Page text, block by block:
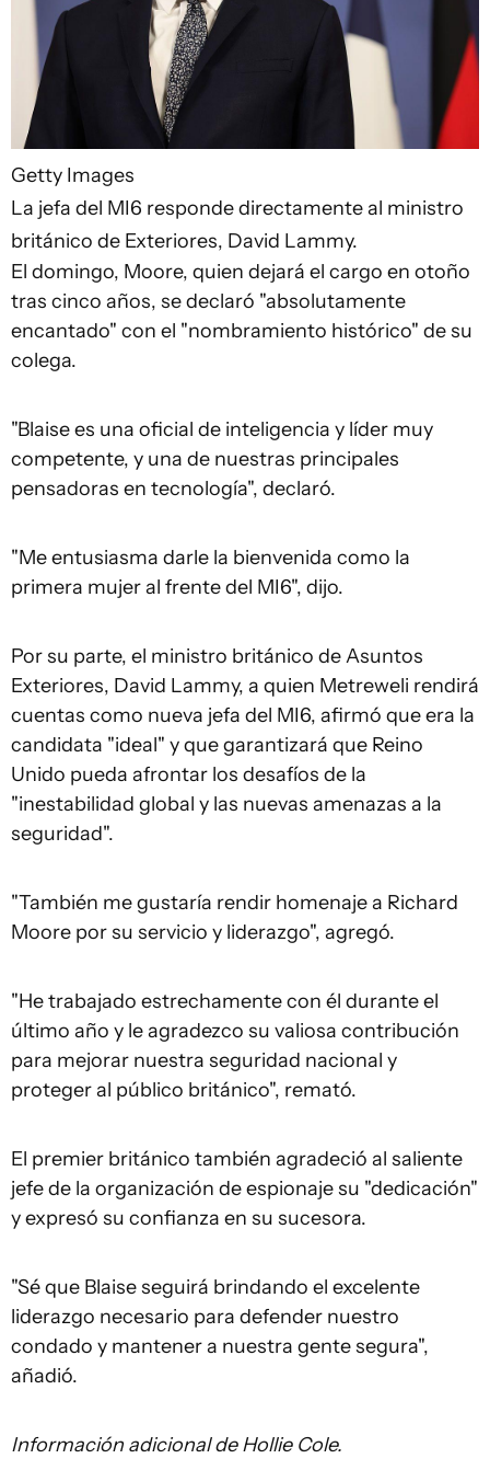
Getty Images
La jefa del MI6 responde directamente al ministro
británico de Exteriores, David Lammy.
El domingo, Moore, quien dejará el cargo en otoño
tras cinco años, se declaró "absolutamente
encantado" con el "nombramiento histórico" de su
colega.
"Blaise es una oficial de inteligencia y líder muy
competente, y una de nuestras principales
pensadoras en tecnología", declaró.
"Me entusiasma darle la bienvenida como la
primera mujer al frente del MI6", dijo.
Por su parte, el ministro británico de Asuntos
Exteriores, David Lammy, a quien Metreweli rendirá
cuentas como nueva jefa del MI6, afirmó que era la
candidata "ideal" y que garantizará que Reino
Unido pueda afrontar los desafíos de la
"inestabilidad global y las nuevas amenazas a la
seguridad".
"También me gustaría rendir homenaje a Richard
Moore por su servicio y liderazgo", agregó.
"He trabajado estrechamente con él durante el
último año y le agradezco su valiosa contribución
para mejorar nuestra seguridad nacional y
proteger al público británico", remató.
El premier británico también agradeció al saliente
jefe de la organización de espionaje su "dedicación"
y expresó su confianza en su sucesora.
"Sé que Blaise seguirá brindando el excelente
liderazgo necesario para defender nuestro
condado y mantener a nuestra gente segura",
añadió.
Información adicional de Hollie Cole.